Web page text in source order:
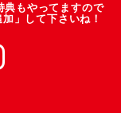
もやってますので
」して下さいね！